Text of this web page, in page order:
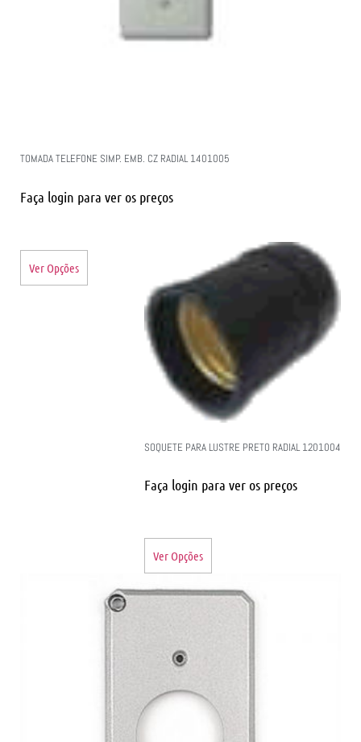
TOMADA TELEFONE SIMP. EMB. CZ RADIAL 1401005
Faça login para ver os preços
Ver Opções
SOQUETE PARA LUSTRE PRETO RADIAL 1201004
Faça login para ver os preços
Ver Opções